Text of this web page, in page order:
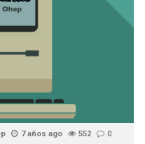
7 años ago 552 0